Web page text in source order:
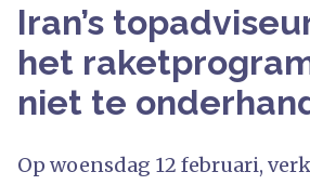
Iran’s
het
niet te
Op woensdag 12 februari,